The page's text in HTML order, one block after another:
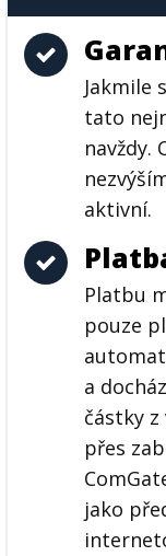
Jakmile
tato
navždy.
aktivní.
Platbu
pouze
a
částky
přes
jako